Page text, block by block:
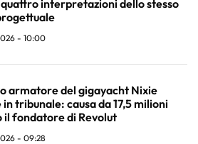
interpretazioni dello stesso
- 10:00
armatore del gigayacht Nixie
tribunale: causa da 17,5 milioni
il fondatore di Revolut
- 09:28